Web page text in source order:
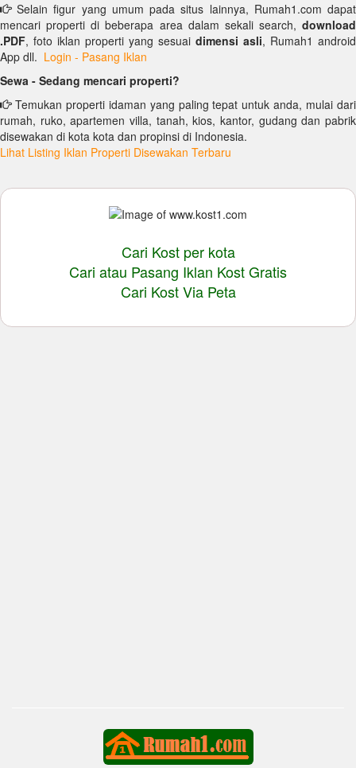
Selain figur yang umum pada situs lainnya, Rumah1.com dapat
mencari properti di beberapa area dalam sekali search, download
.PDF, foto iklan properti yang sesuai dimensi asli, Rumah1 android
App dll. Login - Pasang Iklan
Sewa - Sedang mencari properti?
Temukan properti idaman yang paling tepat untuk anda, mulai dari
rumah, ruko, apartemen villa, tanah, kios, kantor, gudang dan pabrik
disewakan di kota kota dan propinsi di Indonesia.
Lihat Listing Iklan Properti Disewakan Terbaru
Cari Kost per kota
Cari atau Pasang Iklan Kost Gratis
Cari Kost Via Peta